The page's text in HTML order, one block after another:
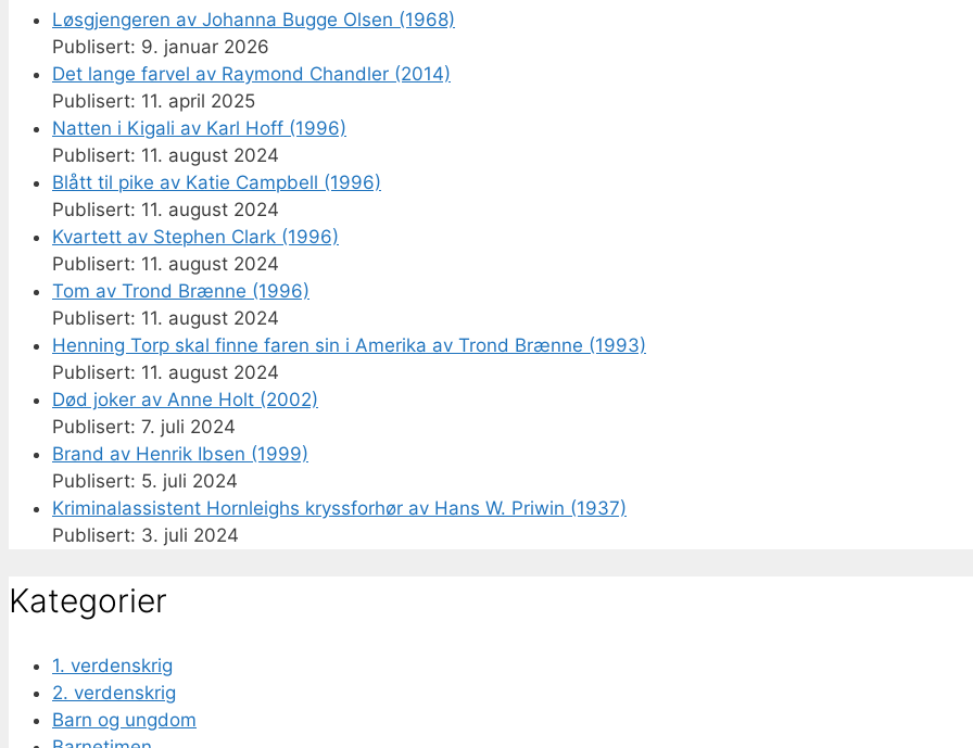
Løsgjengeren av Johanna Bugge Olsen (1968)
9. januar 2026
Det lange farvel av Raymond Chandler (2014)
11. april 2025
Natten i Kigali av Karl Hoff (1996)
11. august 2024
Blått til pike av Katie Campbell (1996)
11. august 2024
Kvartett av Stephen Clark (1996)
11. august 2024
Tom av Trond Brænne (1996)
11. august 2024
Henning Torp skal finne faren sin i Amerika av Trond Brænne (1993)
11. august 2024
Død joker av Anne Holt (2002)
7. juli 2024
Brand av Henrik Ibsen (1999)
5. juli 2024
Kriminalassistent Hornleighs kryssforhør av Hans W. Priwin (1937)
3. juli 2024
Kategorier
1. verdenskrig
2. verdenskrig
Barn og ungdom